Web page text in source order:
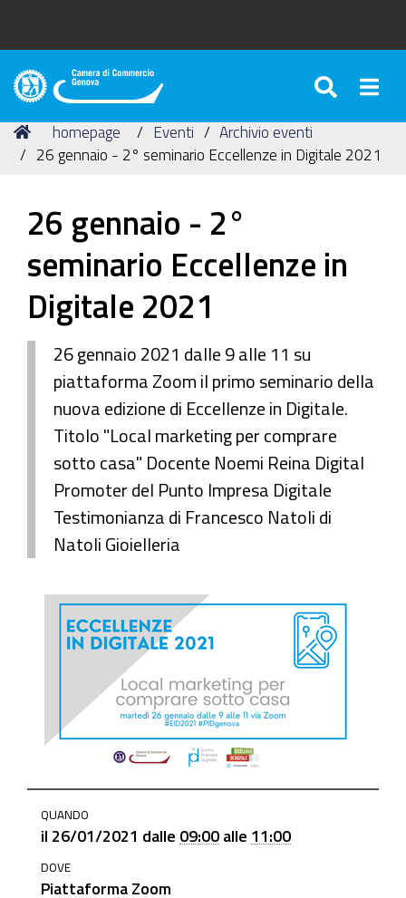
Camera
Commercio
di
Tu
sei
Home
homepage Eventi
Archivio eventi
26 gennaio - 2° seminario Eccellenze in Digitale 2021
26 gennaio - 2°
seminario Eccellenze in
Digitale 2021
26 gennaio 2021 dalle 9 alle 11 su
piattaforma Zoom il primo seminario della
nuova edizione di Eccellenze in Digitale.
Titolo "Local marketing per comprare
sotto casa" Docente Noemi Reina Digital
Promoter del Punto Impresa Digitale
Testimonianza di Francesco Natoli di
Natoli Gioielleria
homepage/events/archivio-
eventi/26-
gennaio-
QUANDO
il 26/01/2021 dalle 09:00 alle 11:00
DOVE
Piattaforma Zoom